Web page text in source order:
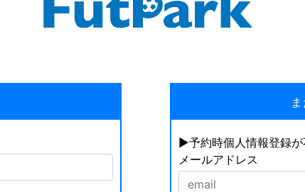
▶︎予約時個人情報登録
メールアドレス